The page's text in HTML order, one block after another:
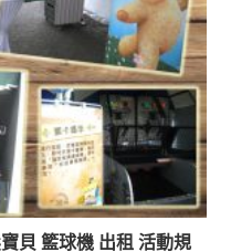
貝 籃球機 出租 活動規